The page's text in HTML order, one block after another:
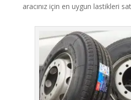
aracınız için en uygun lastikleri